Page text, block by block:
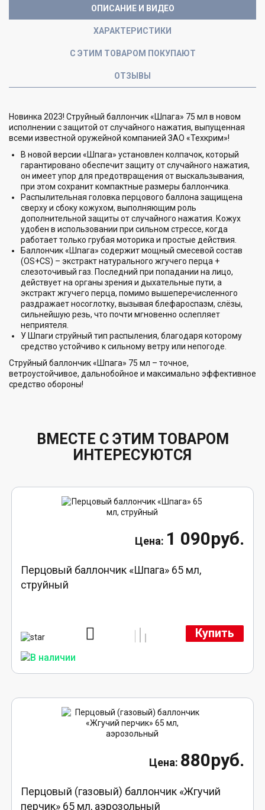
ОПИСАНИЕ И ВИДЕО
ХАРАКТЕРИСТИКИ
С ЭТИМ ТОВАРОМ ПОКУПАЮТ
ОТЗЫВЫ
Новинка 2023! Струйный баллончик «Шпага» 75 мл в новом
исполнении с защитой от случайного нажатия, выпущенная
всеми известной оружейной компанией ЗАО «Техкрим»!
В новой версии «Шпага» установлен колпачок, который
гарантировано обеспечит защиту от случайного нажатия,
он имеет упор для предотвращения от выскальзывания,
при этом сохранит компактные размеры баллончика.
Распылительная головка перцового баллона защищена
сверху и сбоку кожухом, выполняющим роль
дополнительной защиты от случайного нажатия. Кожух
удобен в использовании при сильном стрессе, когда
работает только грубая моторика и простые действия.
Баллончик «Шпага» содержит мощный смесевой состав
(OS+CS) – экстракт натурального жгучего перца +
слезоточивый газ. Последний при попадании на лицо,
действует на органы зрения и дыхательные пути, а
экстракт жгучего перца, помимо вышеперечисленного
раздражает носоглотку, вызывая блефароспазм, слёзы,
сильнейшую резь, что почти мгновенно ослепляет
неприятеля.
У Шпаги струйный тип распыления, благодаря которому
средство устойчиво к сильному ветру или непогоде.
Струйный баллончик «Шпага» 75 мл – точное,
ветроустойчивое, дальнобойное и максимально эффективное
средство обороны!
ВМЕСТЕ С ЭТИМ ТОВАРОМ
ИНТЕРЕСУЮТСЯ
1 090руб.
Перцовый баллончик «Шпага» 65 мл,
струйный
Купить
880руб.
Перцовый (газовый) баллончик «Жгучий
перчик» 65 мл, аэрозольный